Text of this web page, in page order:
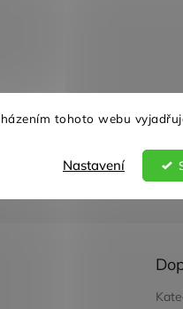
tohoto webu
Nastavení
Individuální